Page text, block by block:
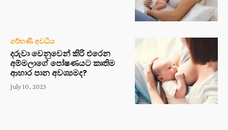
ගර්භණී අවධිය
දරුවා වෙනුවෙන් කිරි එරෙන
අම්මලාගේ පෝෂණයට කෘතිම
ආහාර පාන අවශ්‍යමද?
July 10, 2023